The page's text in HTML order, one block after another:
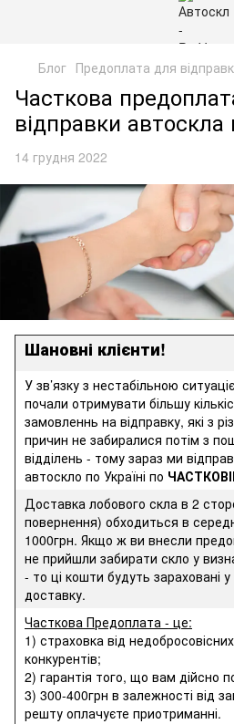
Блог Предоплата для
Часткова
відправки автоскла
14 грудня 2022
Шановні клієнти!
У зв’язку з нестабільною
почали отримувати більшу
замовленнь на відправку, які з
причин не забиралися потім з
відділень - тому зараз ми
автоскло по Україні по
Доставка лобового скла в 2
повернення) обходиться в
1000грн. Якщо ж ви внесли
не прийшли забирати скло у
- то ці кошти будуть зараховані
доставку.
Часткова Предоплата - це:
1) страховка від
конкурентів;
2) гарантія того, що вам дійсно
3) 300-400грн в залежності від
решту оплачуєте приотриманні.